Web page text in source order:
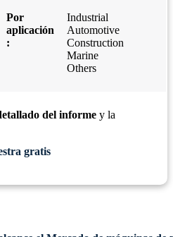
Por
aplicación
:
Industrial
Automotive
Construction
Marine
Others
del informe y la
gratis